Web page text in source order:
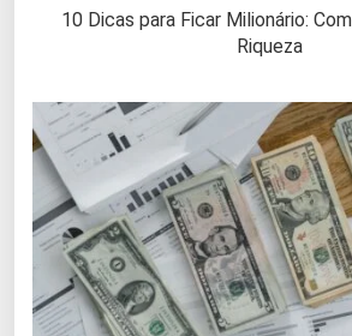
10 Dicas para Ficar Milionário:
Riqueza